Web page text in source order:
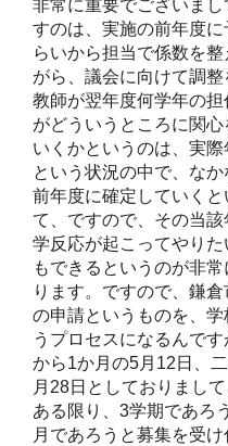
非常に重要でございま
すのは、実施の前年度
らいから担当で係数を
がら、議会に向けて調整
教師が翌年度何学年の
がどういうところに関
いくかというのは、実
という状況の中で、な
前年度に確定していく
て、ですので、その当
学反応が起こってやり
もできるというのが非
ります。ですので、鎌
の申請というものを、
うプロセスになるんで
から1か月の5月12日、
月28日としておりまし
ある限り、3学期であろ
月であろうと募集を受